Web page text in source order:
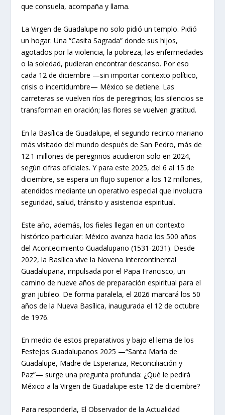
que consuela, acompaña y llama.
La Virgen de Guadalupe no solo pidió un templo. Pidió
un hogar. Una “Casita Sagrada” donde sus hijos,
agotados por la violencia, la pobreza, las enfermedades
o la soledad, pudieran encontrar descanso. Por eso
cada 12 de diciembre —sin importar contexto político,
crisis o incertidumbre— México se detiene. Las
carreteras se vuelven ríos de peregrinos; los silencios se
transforman en oración; las flores se vuelven gratitud.
En la Basílica de Guadalupe, el segundo recinto mariano
más visitado del mundo después de San Pedro, más de
12.1 millones de peregrinos acudieron solo en 2024,
según cifras oficiales. Y para este 2025, del 6 al 15 de
diciembre, se espera un flujo superior a los 12 millones,
atendidos mediante un operativo especial que involucra
seguridad, salud, tránsito y asistencia espiritual.
Este año, además, los fieles llegan en un contexto
histórico particular: México avanza hacia los 500 años
del Acontecimiento Guadalupano (1531-2031). Desde
2022, la Basílica vive la Novena Intercontinental
Guadalupana, impulsada por el Papa Francisco, un
camino de nueve años de preparación espiritual para el
gran jubileo. De forma paralela, el 2026 marcará los 50
años de la Nueva Basílica, inaugurada el 12 de octubre
de 1976.
En medio de estos preparativos y bajo el lema de los
Festejos Guadalupanos 2025 —“Santa María de
Guadalupe, Madre de Esperanza, Reconciliación y
Paz”— surge una pregunta profunda: ¿Qué le pedirá
México a la Virgen de Guadalupe este 12 de diciembre?
Para responderla, El Observador de la Actualidad